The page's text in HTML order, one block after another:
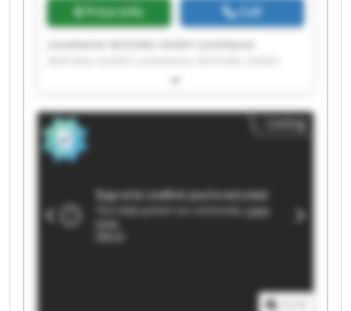
Price info Call
LüneHanse Vertriebs GmbH LüneHanse
LüneHanse Vertriebs GmbH LüneHanse
Vertriebs GmbH LüneHanse Vertriebs GmbH
LüneHanse Vertriebs GmbH LüneHanse
Vertriebs GmbH LüneHanse Vertriebs GmbH
Vertriebs GmbH LüneHanse Vertriebs GmbH
LüneHanse Vertriebs GmbH LüneHanse
Vertriebs GmbH LüneHanse Vertriebs GmbH
LüneHanse Vertriebs GmbH LüneHanse
Listing